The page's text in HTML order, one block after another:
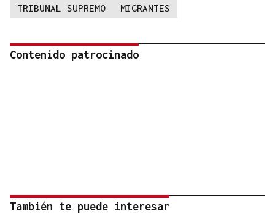
TRIBUNAL SUPREMO MIGRANTES
Contenido patrocinado
También te puede interesar